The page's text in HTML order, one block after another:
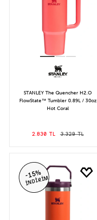
STANLEY The Quencher H2.O
FlowState™ Tumbler 0.89L / 30oz
Hot Coral
2.830 TL 3.329 TL
-15%
İNDİRİM